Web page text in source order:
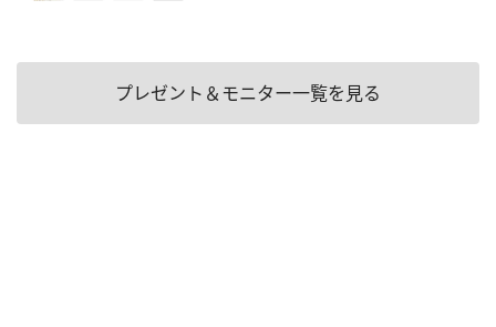
プレゼント＆モニター一覧を見る